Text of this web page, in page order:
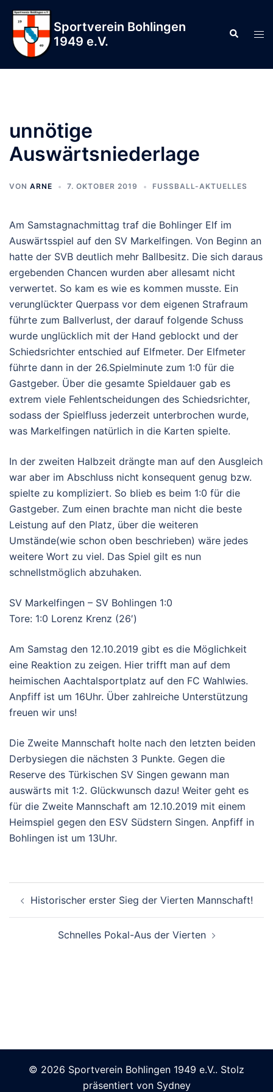
Zum
Inhalt
springen
Sportverein Bohlingen
1949 e.V.
Suche
unnötige
Auswärtsniederlage
VON ARNE 7. OKTOBER 2019 FUSSBALL-AKTUELLES
Am Samstagnachmittag traf die Bohlinger Elf im
Auswärtsspiel auf den SV Markelfingen. Von Beginn an
hatte der SVB deutlich mehr Ballbesitz. Die sich daraus
ergebenden Chancen wurden aber allesamt nicht
verwertet. So kam es wie es kommen musste. Ein
verunglückter Querpass vor dem eigenen Strafraum
führte zum Ballverlust, der darauf folgende Schuss
wurde unglücklich mit der Hand geblockt und der
Schiedsrichter entschied auf Elfmeter. Der Elfmeter
führte dann in der 26.Spielminute zum 1:0 für die
Gastgeber. Über die gesamte Spieldauer gab es
extrem viele Fehlentscheidungen des Schiedsrichter,
sodass der Spielfluss jederzeit unterbrochen wurde,
was Markelfingen natürlich in die Karten spielte.
In der zweiten Halbzeit drängte man auf den Ausgleich
war aber im Abschluss nicht konsequent genug bzw.
spielte zu kompliziert. So blieb es beim 1:0 für die
Gastgeber. Zum einen brachte man nicht die beste
Leistung auf den Platz, über die weiteren
Umstände(wie schon oben beschrieben) wäre jedes
weitere Wort zu viel. Das Spiel gilt es nun
schnellstmöglich abzuhaken.
SV Markelfingen – SV Bohlingen 1:0
Tore: 1:0 Lorenz Krenz (26′)
Am Samstag den 12.10.2019 gibt es die Möglichkeit
eine Reaktion zu zeigen. Hier trifft man auf dem
heimischen Aachtalsportplatz auf den FC Wahlwies.
Anpfiff ist um 16Uhr. Über zahlreiche Unterstützung
freuen wir uns!
Die Zweite Mannschaft holte nach den letzten beiden
Derbysiegen die nächsten 3 Punkte. Gegen die
Reserve des Türkischen SV Singen gewann man
auswärts mit 1:2. Glückwunsch dazu! Weiter geht es
für die Zweite Mannschaft am 12.10.2019 mit einem
Heimspiel gegen den ESV Südstern Singen. Anpfiff in
Bohlingen ist um 13Uhr.
Historischer erster Sieg der Vierten Mannschaft!
Schnelles Pokal-Aus der Vierten
© 2026 Sportverein Bohlingen 1949 e.V.. Stolz
präsentiert von Sydney